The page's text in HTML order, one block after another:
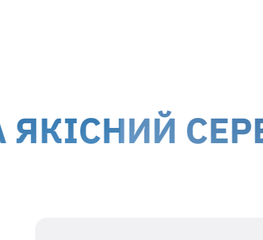
Наші дані для відправки